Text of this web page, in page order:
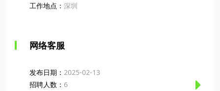
工作地点： 深圳
1、大专以上学历，一年以上网络推广经验；
网络客服
发布日期： 2025-02-13
招聘人数： 6